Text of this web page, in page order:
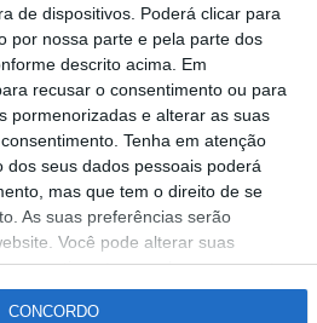
de dispositivos. Poderá clicar para
por nossa parte e pela parte dos
descrito acima. Em
recusar o consentimento ou para
pormenorizadas e alterar as suas
Tenha em atenção
dos seus dados pessoais poderá
mas que tem o direito de se
As suas preferências serão
Você pode alterar suas
a qualquer momento
no botão "Privacidade" na parte
CONCORDO
Siga-nos
• Todos os direitos reservados